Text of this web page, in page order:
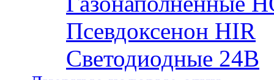
Псевдоксенон HIR
Cветодиодные 24B